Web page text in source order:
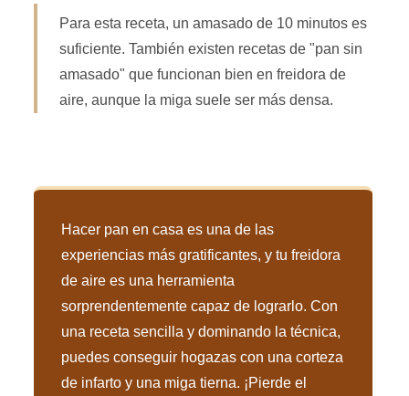
Para esta receta, un amasado de 10 minutos es
suficiente. También existen recetas de "pan sin
amasado" que funcionan bien en freidora de
aire, aunque la miga suele ser más densa.
Hacer pan en casa es una de las
experiencias más gratificantes, y tu freidora
de aire es una herramienta
sorprendentemente capaz de lograrlo. Con
una receta sencilla y dominando la técnica,
puedes conseguir hogazas con una corteza
de infarto y una miga tierna. ¡Pierde el